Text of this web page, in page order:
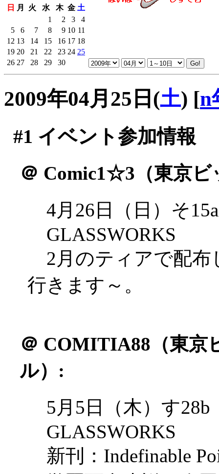
日
月 火 水 木 金 土
1
2 3
4
5
6 7 8 9 10 11
12 13 14 15 16 17 18
19 20 21 22 23 24 25
26 27 28 29 30
2009年04月25日(土) [n
#1 イベント参加情報
＠ Comic1☆3（東京ビ
4月26日（日）そ15a
GLASSWORKS
2月のティアで配布
行きます～。
＠ COMITIA88（東京
ル）:
5月5日（木）す28b
GLASSWORKS
新刊：Indefinable